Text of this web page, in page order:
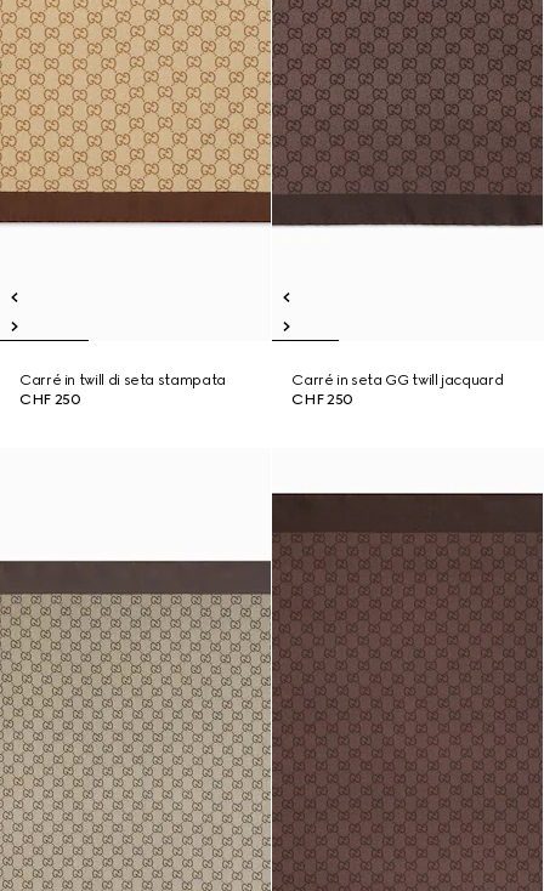
Carré in twill di seta stampata
CHF 250
Carré in seta GG twill jacquard
CHF 250